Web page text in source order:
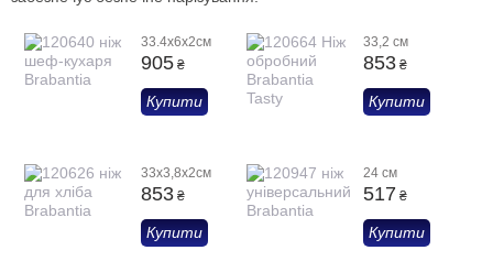
33.4х6х2см
905 ₴
Купити
33,2 см
853 ₴
Купити
33х3,8х2см
853 ₴
Купити
24 см
517 ₴
Купити